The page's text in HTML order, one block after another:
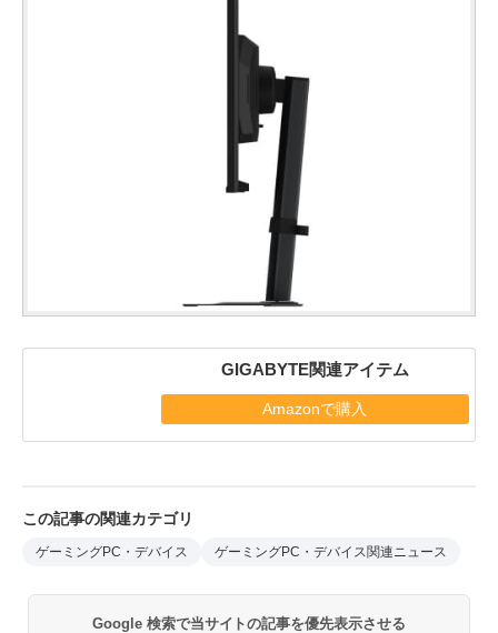
GIGABYTE関連アイテム
Amazonで購入
この記事の関連カテゴリ
ゲーミングPC・デバイス ゲーミングPC・デバイス関連ニュース
Google 検索で当サイトの記事を優先表示させる